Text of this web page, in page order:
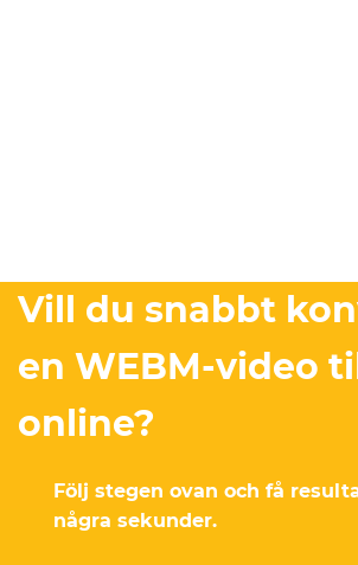
Vill du snabbt
en WEBM-video
online?
Följ stegen ovan och få
några sekunder.